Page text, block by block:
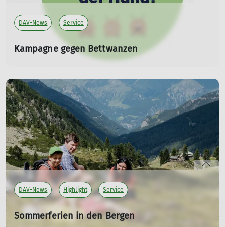
DAV-News Service
Kampagne gegen Bettwanzen
Neue Hinweise und Maßnahmen sollen Gästen helfen,
Bettwanzen früh zu erkennen und ihre Verbreitung zu
verhindern.
mehr erfahren
DAV-News Highlight Service
Sommerferien in den Bergen